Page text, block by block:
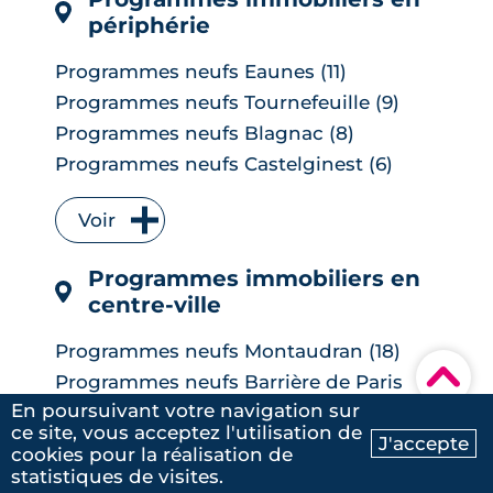
Ma recherche Contactez-nous
▾
périphérie
Programmes neufs Eaunes (11)
Programmes neufs Tournefeuille (9)
Programmes neufs Blagnac (8)
Programmes neufs Castelginest (6)
Programmes neufs L'Union (6)
Programmes neufs Quint-Fonsegrives
(6)
Programmes neufs Bruguières (5)
Programmes neufs Saint-Orens-de-
Programmes neufs Auzeville-Tolosane
(4)
Programmes neufs Muret (4)
Programmes neufs Ramonville-Saint-
Agne (4)
Voir
Programmes immobiliers en
centre-ville
Programmes neufs Montaudran (18)
Programmes neufs Barrière de Paris
(16)
Programmes neufs Saint-Martin-du-
Touch (12)
Programmes neufs Borderouge (10)
En poursuivant votre navigation sur
ce site, vous acceptez l'utilisation de
cookies pour la réalisation de
statistiques de visites.
J'accepte